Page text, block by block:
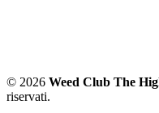
© 2026 Weed Club The
riservati.